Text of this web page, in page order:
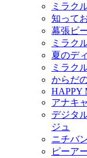
ミラク
知って
幕張ビ
ミラク
夏のデ
ミラク
からだ
HAPPY
アナキ
デジタ
ジュ
ニチバ
ピーア